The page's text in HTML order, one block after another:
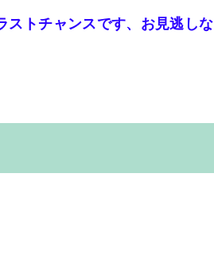
トチャンスです、お見逃しな